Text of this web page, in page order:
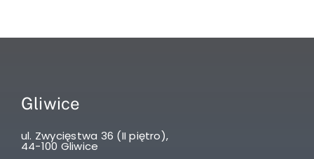
Gliwice
ul. Zwycięstwa 36 (II piętro),
44-100 Gliwice